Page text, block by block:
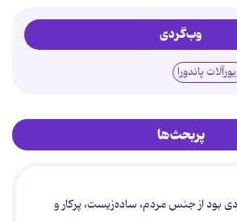
وب‌گردی
پاندورا
پربحث‌ها
بود از جنس مردم، ساده‌زیست، پرکار و